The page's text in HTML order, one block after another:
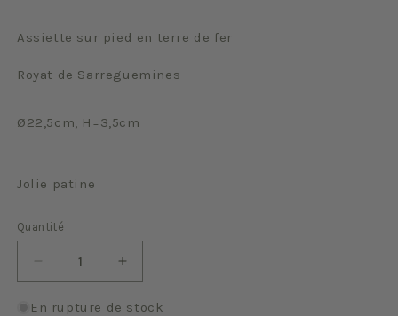
Assiette sur pied en terre de fer
Royat de Sarreguemines
Ø22,5cm, H=3,5cm
Jolie patine
Quantité
Quantité
Réduire
la
quantité
Augmenter
la
quantité
En rupture de stock